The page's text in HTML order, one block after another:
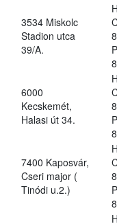
3534 Miskolc
Stadion utca
39/A.
6000
Kecskemét,
Halasi út 34.
7400 Kaposvár,
Cseri major (
Tinódi u.2.)